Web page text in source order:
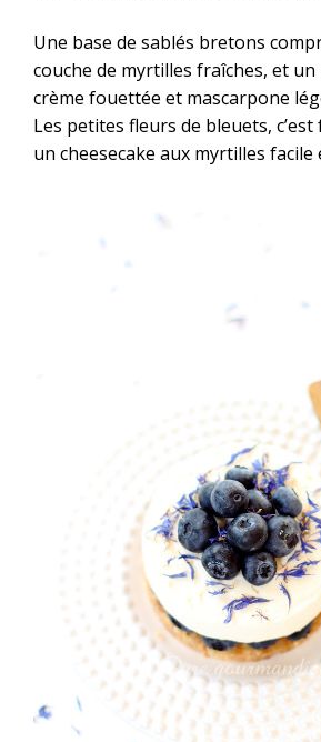
Une base de sablés bretons
couche de myrtilles fraîches, et
crème fouettée et mascarpone
Les petites fleurs de bleuets,
un cheesecake aux myrtilles facile